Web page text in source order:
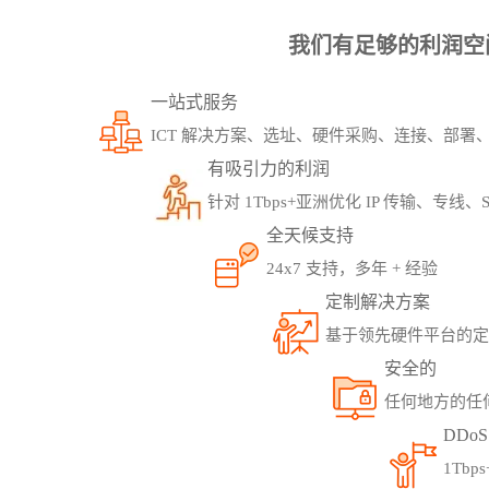
我们有足够的利润
一站式服务
ICT 解决方案、选址、硬件采购、连接、部署
有吸引力的利润
针对 1Tbps+亚洲优化 IP 传输、专线
全天候支持
24x7 支持，多年 + 经验
定制解决方案
基于领先硬件平台的
安全的
任何地方的任